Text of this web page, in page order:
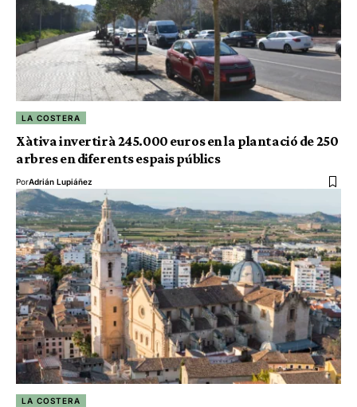
LA COSTERA
Xàtiva invertirà 245.000 euros en la plantació de 250
arbres en diferents espais públics
PorAdrián Lupiáñez
LA COSTERA